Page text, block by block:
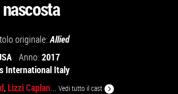
originale:Allied
Anno: 2017
International Italy
, Lizzi Caplan... Vedi tutto il cast